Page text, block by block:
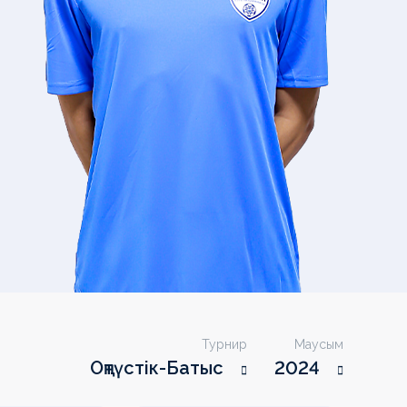
Турнир
Оңтүстік-Батыс
Маусым
2024